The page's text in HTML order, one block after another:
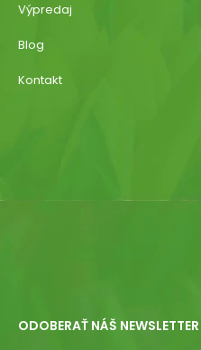
Výpredaj
Blog
Kontakt
ODOBERAŤ NÁŠ NEWSLETTER